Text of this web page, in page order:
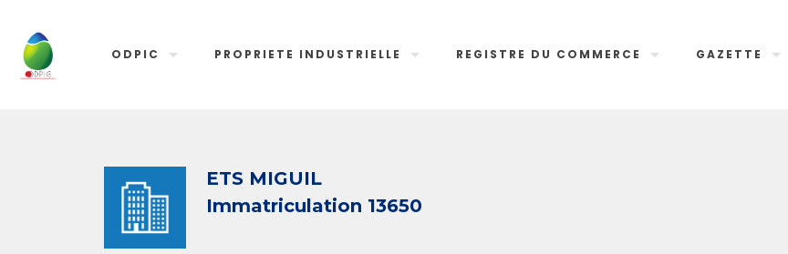
ODPIC PROPRIETE INDUSTRIELLE REGISTRE DU COMMERCE GAZETTE
ETS MIGUIL
Immatriculation 13650